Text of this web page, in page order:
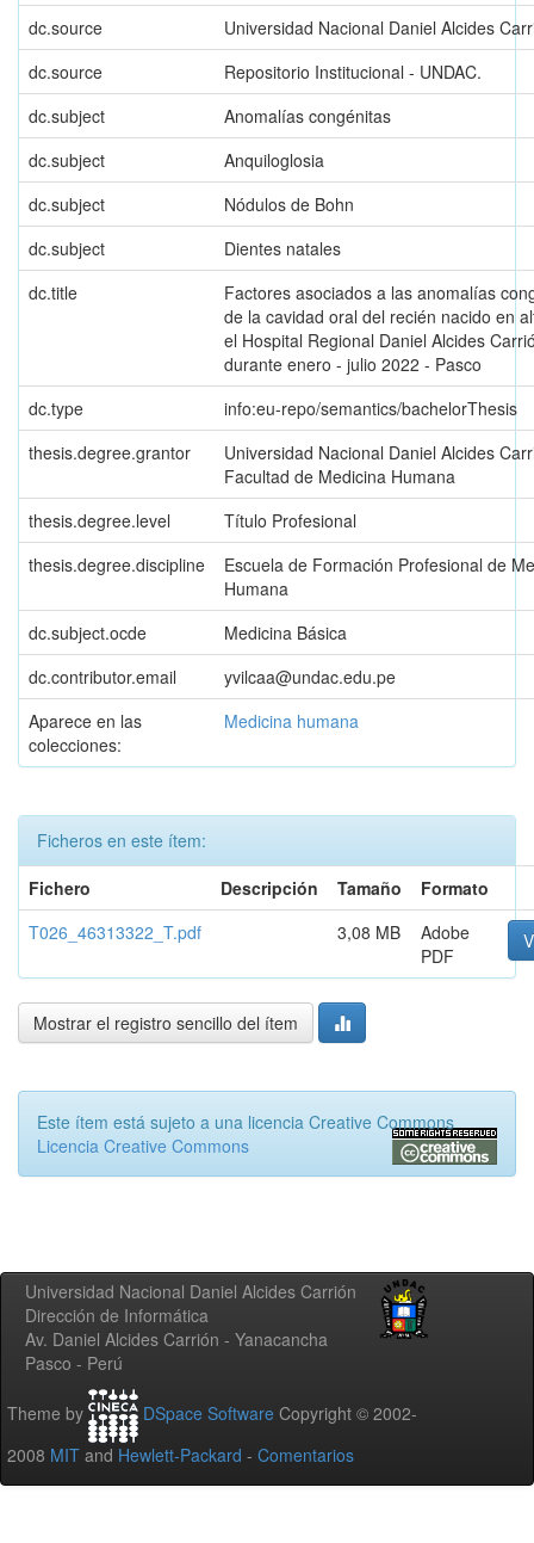
dc.source
Universidad Nacional Daniel Alcides
dc.source
Repositorio Institucional - UNDAC.
dc.subject
Anomalías congénitas
dc.subject
Anquiloglosia
dc.subject
Nódulos de Bohn
dc.subject
Dientes natales
dc.title
Factores asociados a las anomalías
de la cavidad oral del recién nacido en
el Hospital Regional Daniel Alcides
durante enero - julio 2022 - Pasco
dc.type
info:eu-repo/semantics/bachelorThesis
thesis.degree.grantor
Universidad Nacional Daniel Alcides
Facultad de Medicina Humana
thesis.degree.level
Título Profesional
thesis.degree.discipline
Escuela de Formación Profesional de
Humana
dc.subject.ocde
Medicina Básica
dc.contributor.email
yvilcaa@undac.edu.pe
Aparece en las
colecciones:
Medicina humana
Ficheros en este ítem:
Fichero
Descripción Tamaño
Formato
T026_46313322_T.pdf
3,08 MB
Adobe
PDF
Mostrar el registro sencillo del ítem
Este ítem está sujeto a una licencia Creative Commons
Licencia Creative Commons
Universidad Nacional Daniel Alcides Carrión
Dirección de Informática
Av. Daniel Alcides Carrión - Yanacancha
Pasco - Perú
Theme by DSpace Software Copyright © 2002-
2008 MIT and Hewlett-Packard - Comentarios